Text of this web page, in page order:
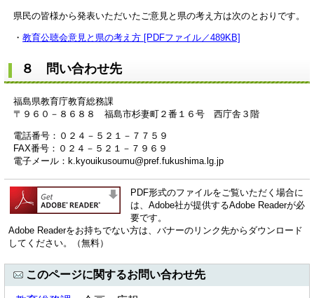
県民の皆様から発表いただいたご意見と県の考え方は次のとおりです。
・ 教育公聴会意見と県の考え方 [PDFファイル／489KB]
８ 問い合わせ先
福島県教育庁教育総務課
〒９６０－８６８８ 福島市杉妻町２番１６号 西庁舎３階
電話番号：０２４－５２１－７７５９
FAX番号：０２４－５２１－７９６９
電子メール：k.kyouikusoumu@pref.fukushima.lg.jp
PDF形式のファイルをご覧いただく場合に
は、Adobe社が提供するAdobe Readerが必
要です。
Adobe Readerをお持ちでない方は、バナーのリンク先からダウンロード
してください。（無料）
このページに関するお問い合わせ先